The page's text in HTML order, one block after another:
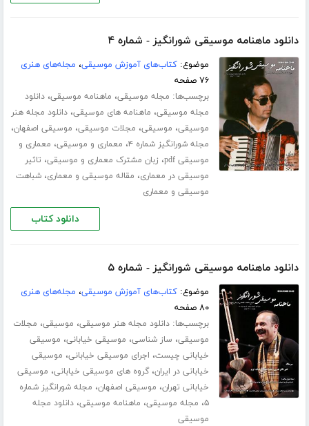
دانلود ماهنامه موسیقی شورانگیز - شماره ۴
موضوع:کتاب‌های آموزش موسیقی، مجله‌های هنری
۷۶ صفحه
برچسب‌ها: مجله موسیقی، ماهنامه موسیقی،دانلود
مجله موسیقی، ماهنامه های موسیقی،دانلود مجله هنر
موسیقی، موسیقی، مجلات موسیقی، موسیقی اصفهان،
مجله شورانگیز شماره ۴ ، معماری و موسیقی، معماری و
موسیقی pdf
، زبان مشترک معماری و موسیقی، تاثیر
موسیقی در معماری، مقاله موسیقی و معماری،شباهت
موسیقی و معماری
دانلود کتاب
دانلود ماهنامه موسیقی شورانگیز - شماره ۵
موضوع:کتاب‌های آموزش موسیقی، مجله‌های هنری
۸۰ صفحه
برچسب‌ها:دانلود مجله هنر موسیقی، موسیقی، مجلات
موسیقی، ساز شناسی، موسیقی خیابانی، موسیقی
خیابانی چیست، اجرای موسیقی خیابانی، موسیقی
خیابانی در ایران،گروه های موسیقی خیابانی، موسیقی
خیابانی تهران، موسیقی اصفهان، مجله شورانگیز شماره
۵، مجله موسیقی، ماهنامه موسیقی،دانلود مجله
موسیقی